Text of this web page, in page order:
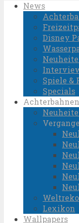
News
Disney
Spiele &
Specials
Achterbahnen
Lexikon
Wallpapers